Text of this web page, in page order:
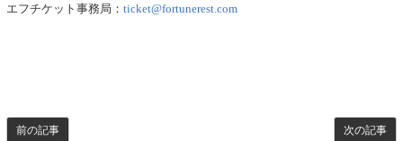
エフチケット事務局： ticket@fortunerest.com
次の記事
前の記事